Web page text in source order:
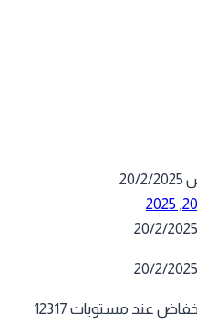
أنهى المؤشر جلسة الاربعاء على انخفاض عند مستويات 12317